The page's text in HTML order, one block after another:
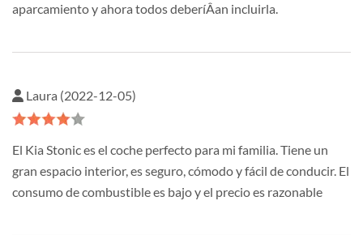
aparcamiento y ahora todos deberíÂ­an incluirla.
Laura (2022-12-05)
El Kia Stonic es el coche perfecto para mi familia. Tiene un
gran espacio interior, es seguro, cómodo y fácil de conducir. El
consumo de combustible es bajo y el precio es razonable